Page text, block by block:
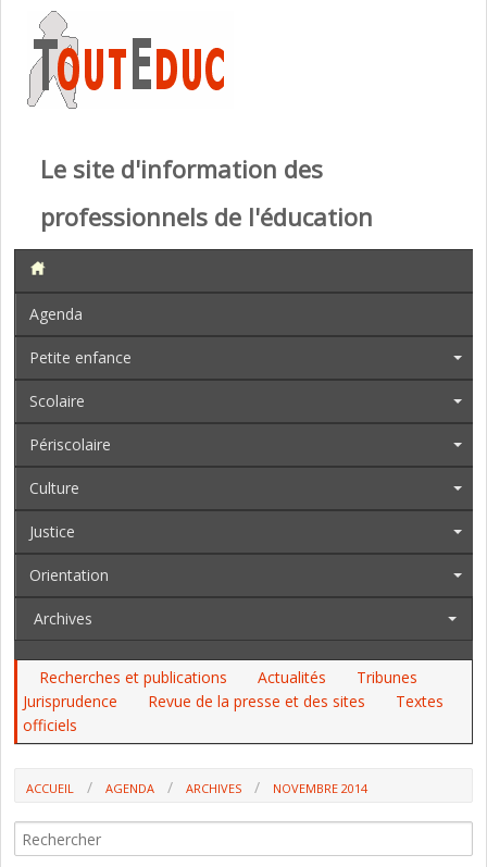
Le site d'information des
professionnels de l'éducation
Agenda
Petite enfance
Scolaire
Périscolaire
Culture
Justice
Orientation
Archives
Recherches et publications Actualités
Tribunes
Jurisprudence
Revue de la presse et des sites
Textes
officiels
ACCUEIL AGENDA ARCHIVES NOVEMBRE 2014